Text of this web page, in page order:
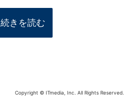
続きを読む
Copyright © ITmedia, Inc. All Rights Reserved.